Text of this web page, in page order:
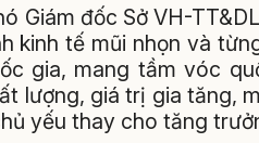
Giám đốc Sở VH-
kinh tế mũi nhọn và
gia, mang tầm vóc
lượng, giá trị gia tăng,
yếu thay cho tăng